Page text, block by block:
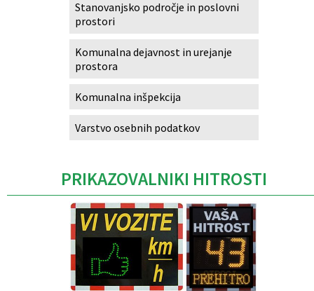
Stanovanjsko področje in poslovni
prostori
Komunalna dejavnost in urejanje
prostora
Komunalna inšpekcija
Varstvo osebnih podatkov
PRIKAZOVALNIKI HITROSTI